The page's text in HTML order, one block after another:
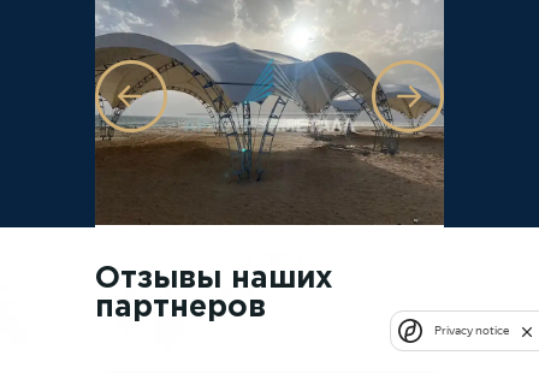
Отзывы наших
партнеров
Privacy notice